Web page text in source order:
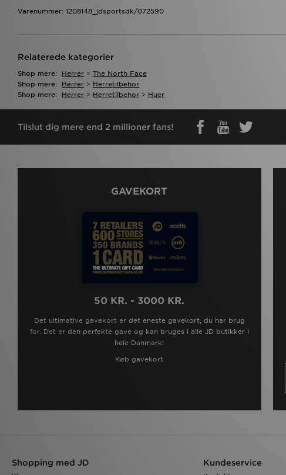
Varenummer: 1208148_jdsportsdk/072590
Relaterede kategorier
Shop mere: Herrer > The North Face
Shop mere:
Herrer > Herretilbehor
Shop mere:
Herrer > Herretilbehor > Huer
Tilslut dig mere end 2 millioner fans!
GAVEKORT
50 KR. - 3000 KR.
Det ultimative gavekort er det eneste gavekort, du har brug
for. Det er den perfekte gave og kan bruges i alle JD butikker i
hele Danmark!
Køb gavekort
Shopping med JD Kundeservice